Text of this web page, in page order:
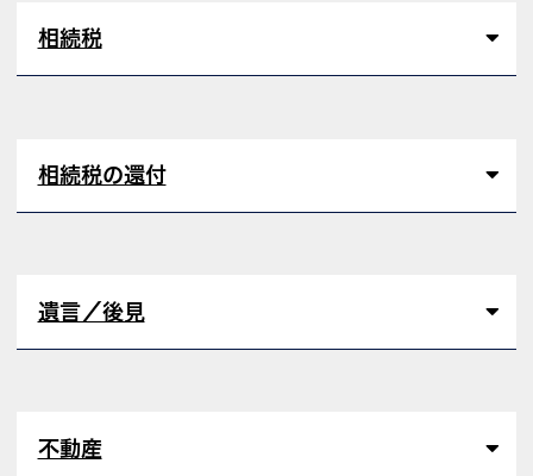
相続税
相続税の還付
遺言／後見
不動産